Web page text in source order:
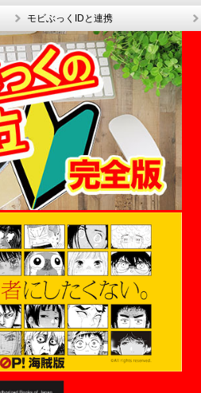
モビぶっくIDと連携